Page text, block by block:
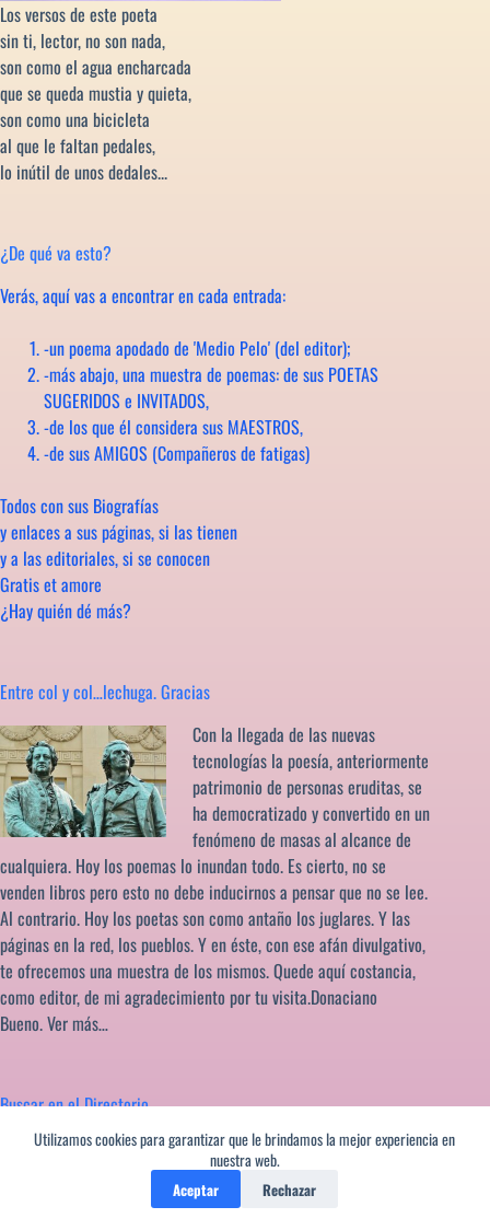
Utilizamos cookies para garantizar que le brindamos la mejor experiencia en
nuestra web.
Aceptar Rechazar
Los versos de este poeta
sin ti, lector, no son nada,
son como el agua encharcada
que se queda mustia y quieta,
son como una bicicleta
al que le faltan pedales,
lo inútil de unos dedales...
¿De qué va esto?
Verás, aquí vas a encontrar en cada entrada:
-un poema apodado de 'Medio Pelo' (del editor);
-más abajo, una muestra de poemas: de sus POETAS
SUGERIDOS e INVITADOS,
-de los que él considera sus MAESTROS,
-de sus AMIGOS (Compañeros de fatigas)
Todos con sus Biografías
y enlaces a sus páginas, si las tienen
y a las editoriales, si se conocen
Gratis et amore
¿Hay quién dé más?
Entre col y col…lechuga. Gracias
Con la llegada de las nuevas
tecnologías la poesía, anteriormente
patrimonio de personas eruditas, se
ha democratizado y convertido en un
fenómeno de masas al alcance de
cualquiera. Hoy los poemas lo inundan todo. Es cierto, no se
venden libros pero esto no debe inducirnos a pensar que no se lee.
Al contrario. Hoy los poetas son como antaño los juglares. Y las
páginas en la red, los pueblos. Y en éste, con ese afán divulgativo,
te ofrecemos una muestra de los mismos. Quede aquí costancia,
como editor, de mi agradecimiento por tu visita.Donaciano
Bueno.Ver más…
Buscar en el Directorio
Tipo de página
Asociaciones culturales